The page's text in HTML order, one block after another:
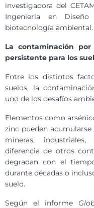
investigadora del
Ingeniería en
biotecnología ambiental.
La contaminación por
persistente para los
Entre los distintos
suelos, la
uno de los desafíos
Elementos como
zinc pueden
mineras,
diferencia de otros
degradan con el
durante décadas o
suelo.
Según el informe